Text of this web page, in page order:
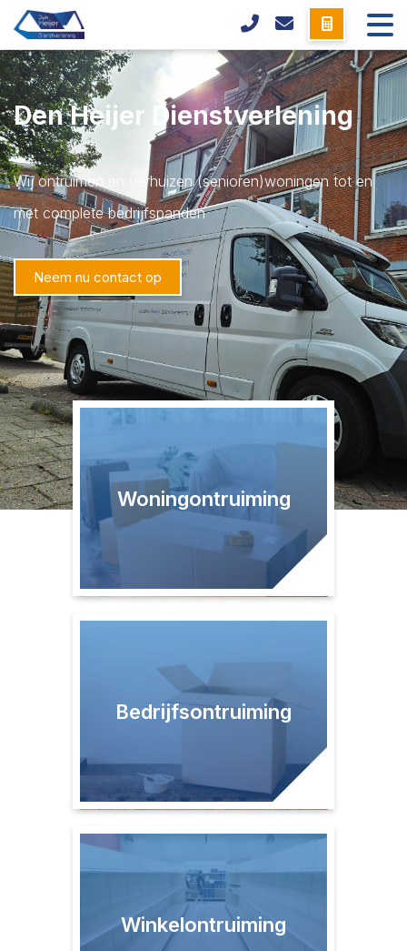
Den Heijer Dienstverlening
Wij ontruimen en verhuizen (senioren)woningen tot en
met complete bedrijfspanden
Neem nu contact op
Woningontruiming
Bedrijfsontruiming
Winkelontruiming